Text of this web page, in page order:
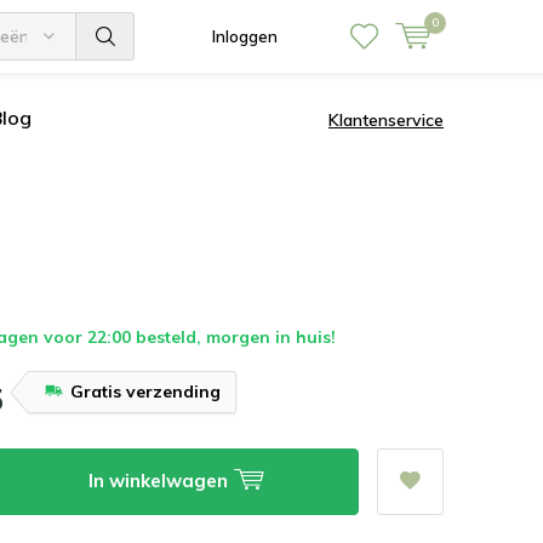
Inloggen
0
Klantenservice
voor 22:00 besteld, morgen in huis!
Gratis verzending
In winkelwagen